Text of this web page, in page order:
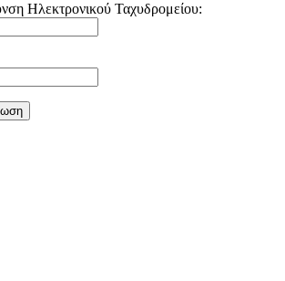
Ηλεκτρονικού Ταχυδρομείου: